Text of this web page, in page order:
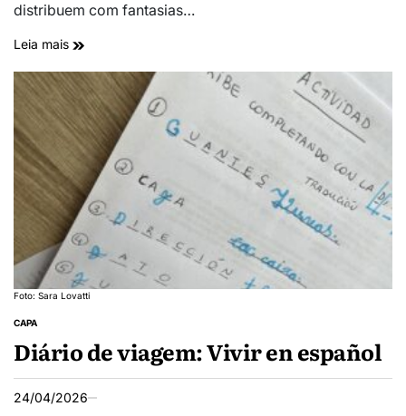
distribuem com fantasias…
Leia mais
Foto: Sara Lovatti
CAPA
Diário de viagem: Vivir en español
24/04/2026